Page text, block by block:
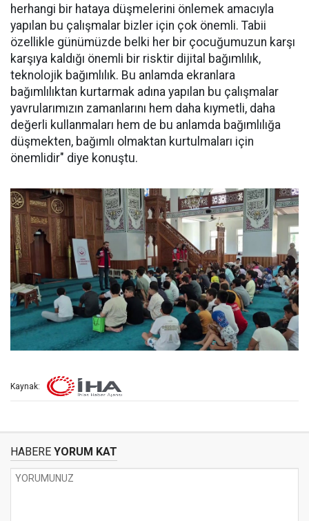
herhangi bir hataya düşmelerini önlemek amacıyla
yapılan bu çalışmalar bizler için çok önemli. Tabii
özellikle günümüzde belki her bir çocuğumuzun karşı
karşıya kaldığı önemli bir risktir dijital bağımlılık,
teknolojik bağımlılık. Bu anlamda ekranlara
bağımlılıktan kurtarmak adına yapılan bu çalışmalar
yavrularımızın zamanlarını hem daha kıymetli, daha
değerli kullanmaları hem de bu anlamda bağımlılığa
düşmekten, bağımlı olmaktan kurtulmaları için
önemlidir" diye konuştu.
Kaynak:
HABERE YORUM KAT